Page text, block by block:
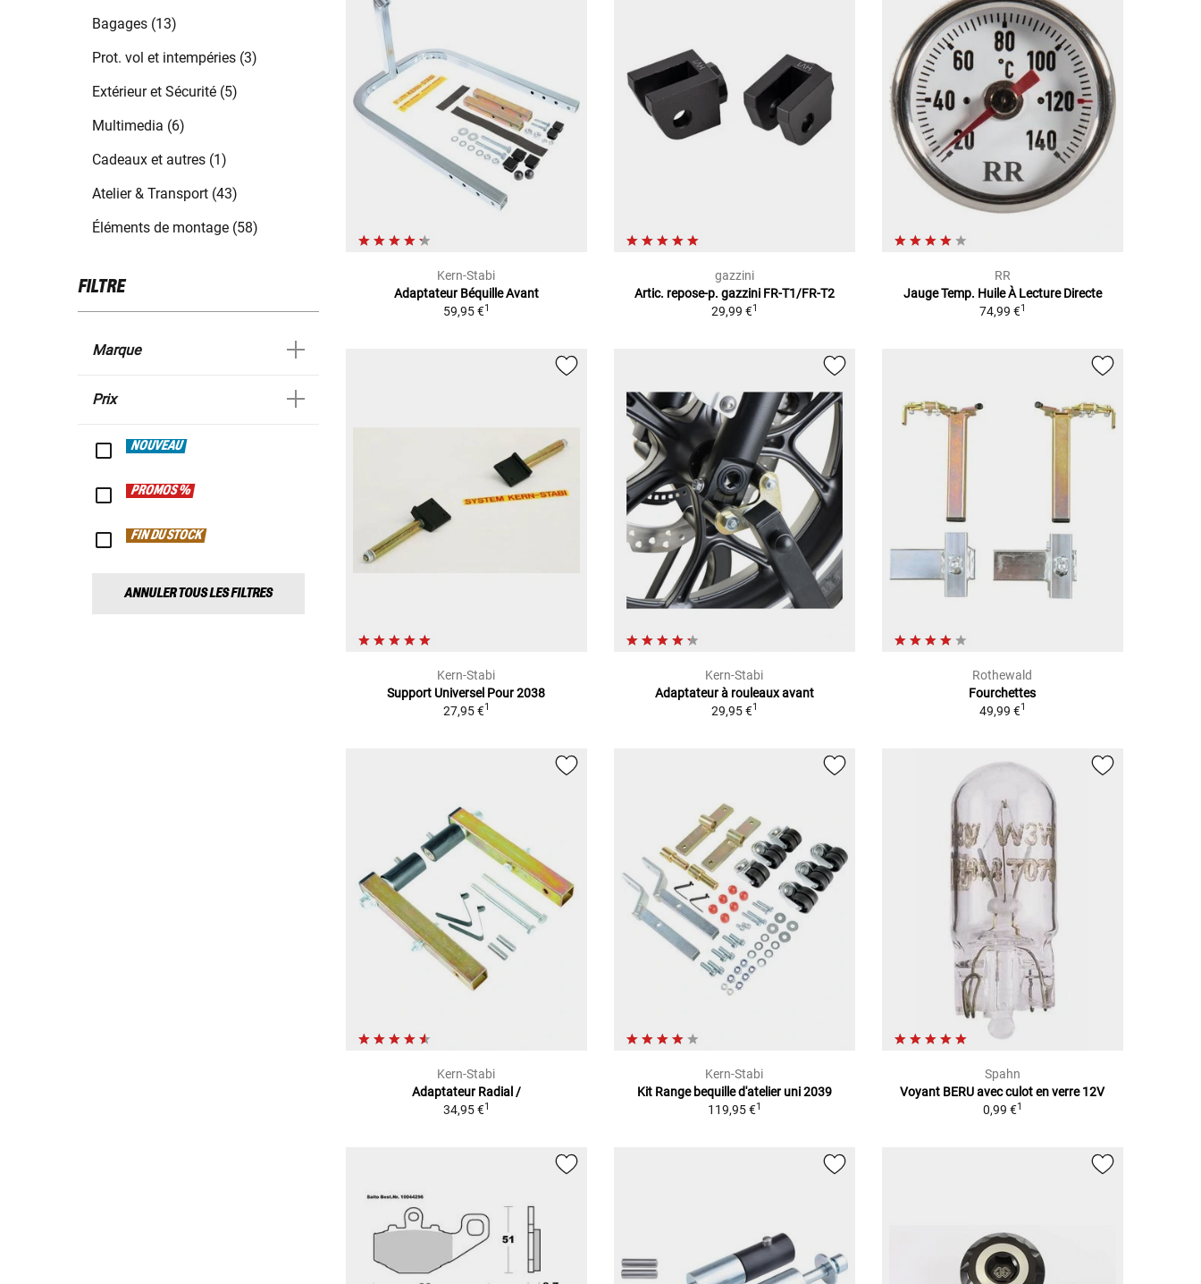
Bagages (13)
Prot. vol et intempéries (3)
Extérieur et Sécurité (5)
Multimedia (6)
Cadeaux et autres (1)
Atelier & Transport (43)
Éléments de montage (58)
FILTRE
Marque
Prix
NOUVEAU
PROMOS %
FIN DU STOCK
ANNULER TOUS LES FILTRES
Kern-Stabi
Adaptateur Béquille Avant
59,95 €1
gazzini
Artic. repose-p. gazzini FR-T1/FR-T2
29,99 €1
RR
Jauge Temp. Huile À Lecture Directe
74,99 €1
Kern-Stabi
Support Universel Pour 2038
27,95 €1
Kern-Stabi
Adaptateur à rouleaux avant
29,95 €1
Rothewald
Fourchettes
49,99 €1
Kern-Stabi
Adaptateur Radial /
34,95 €1
Kern-Stabi
Kit Range bequille d'atelier uni 2039
119,95 €1
Spahn
Voyant BERU avec culot en verre 12V
0,99 €1